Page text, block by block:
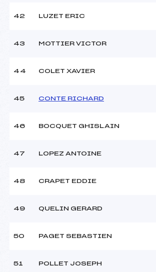
42 LUZET ERIC
43 MOTTIER VICTOR
44 COLET XAVIER
45 CONTE RICHARD
46 BOCQUET GHISLAIN
47 LOPEZ ANTOINE
48 CRAPET EDDIE
49 QUELIN GERARD
50 PAGET SEBASTIEN
51 POLLET JOSEPH